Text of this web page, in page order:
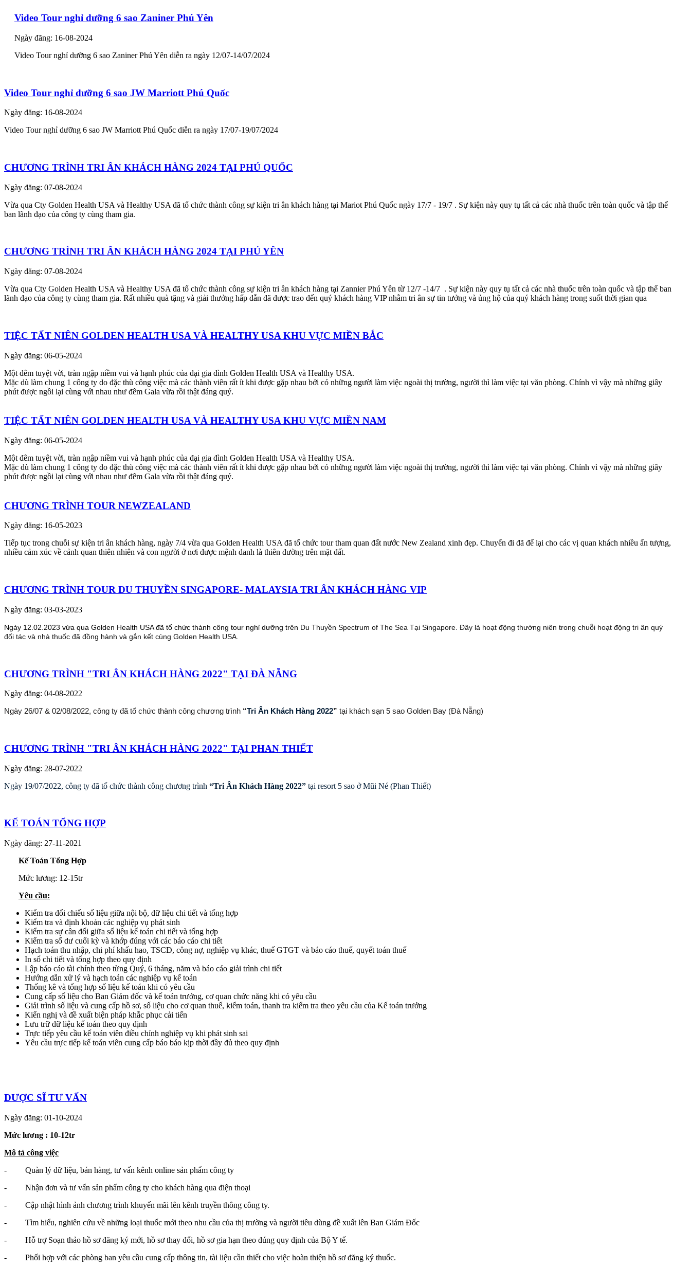
Video Tour nghỉ dưỡng 6 sao Zaniner Phú Yên
Ngày đăng: 16-08-2024
Video Tour nghỉ dưỡng 6 sao Zaniner Phú Yên diễn ra ngày 12/07-14/07/2024
Video Tour nghỉ dưỡng 6 sao JW Marriott Phú Quốc
Ngày đăng: 16-08-2024
Video Tour nghỉ dưỡng 6 sao JW Marriott Phú Quốc diễn ra ngày 17/07-19/07/2024
CHƯƠNG TRÌNH TRI ÂN KHÁCH HÀNG 2024 TẠI PHÚ QUỐC
Ngày đăng: 07-08-2024
Vừa qua Cty Golden Health USA và Healthy USA đã tổ chức thành công sự kiện tri ân khách hàng tại Mariot Phú Quốc ngày 17/7 - 19/7 . Sự kiện này quy tụ tất cả các nhà thuốc trên toàn quốc và tập thể
ban lãnh đạo của công ty cùng tham gia.
CHƯƠNG TRÌNH TRI ÂN KHÁCH HÀNG 2024 TẠI PHÚ YÊN
Ngày đăng: 07-08-2024
Vừa qua Cty Golden Health USA và Healthy USA đã tổ chức thành công sự kiện tri ân khách hàng tại Zannier Phú Yên từ 12/7 -14/7 . Sự kiện này quy tụ tất cả các nhà thuốc trên toàn quốc và tập thể ban
lãnh đạo của công ty cùng tham gia. Rất nhiều quà tặng và giải thưởng hấp dẫn đã được trao đến quý khách hàng VIP nhằm tri ân sự tin tưởng và ủng hộ của quý khách hàng trong suốt thời gian qua
TIỆC TẤT NIÊN GOLDEN HEALTH USA VÀ HEALTHY USA KHU VỰC MIỀN BẮC
Ngày đăng: 06-05-2024
Một đêm tuyệt vời, tràn ngập niềm vui và hạnh phúc của đại gia đình Golden Health USA và Healthy USA.
Mặc dù làm chung 1 công ty do đặc thù công việc mà các thành viên rất ít khi được gặp nhau bởi có những người làm việc ngoài thị trường, người thì làm việc tại văn phòng. Chính vì vậy mà những giây
phút được ngồi lại cùng với nhau như đêm Gala vừa rồi thật đáng quý.
TIỆC TẤT NIÊN GOLDEN HEALTH USA VÀ HEALTHY USA KHU VỰC MIỀN NAM
Ngày đăng: 06-05-2024
Một đêm tuyệt vời, tràn ngập niềm vui và hạnh phúc của đại gia đình Golden Health USA và Healthy USA.
Mặc dù làm chung 1 công ty do đặc thù công việc mà các thành viên rất ít khi được gặp nhau bởi có những người làm việc ngoài thị trường, người thì làm việc tại văn phòng. Chính vì vậy mà những giây
phút được ngồi lại cùng với nhau như đêm Gala vừa rồi thật đáng quý.
CHƯƠNG TRÌNH TOUR NEWZEALAND
Ngày đăng: 16-05-2023
Tiếp tục trong chuỗi sự kiện tri ân khách hàng, ngày 7/4 vừa qua Golden Health USA đã tổ chức tour tham quan đất nước New Zealand xinh đẹp. Chuyến đi đã để lại cho các vị quan khách nhiều ấn tượng,
nhiều cảm xúc về cảnh quan thiên nhiên và con người ở nơi được mệnh danh là thiên đường trên mặt đất.
CHƯƠNG TRÌNH TOUR DU THUYỀN SINGAPORE- MALAYSIA TRI ÂN KHÁCH HÀNG VIP
Ngày đăng: 03-03-2023
Ngày 12.02.2023 vừa qua Golden Health USA đã tổ chức thành công tour nghỉ dưỡng trên Du Thuyền Spectrum of The Sea Tại Singapore. Đây là hoạt động thường niên trong chuỗi hoạt động tri ân quý
đối tác và nhà thuốc đã đồng hành và gắn kết cùng Golden Health USA.
CHƯƠNG TRÌNH "TRI ÂN KHÁCH HÀNG 2022" TẠI ĐÀ NẴNG
Ngày đăng: 04-08-2022
Ngày 26/07 & 02/08/2022, công ty đã tổ chức thành công chương trình “Tri Ân Khách Hàng 2022” tại khách sạn 5 sao Golden Bay (Đà Nẵng)
CHƯƠNG TRÌNH "TRI ÂN KHÁCH HÀNG 2022" TẠI PHAN THIẾT
Ngày đăng: 28-07-2022
Ngày 19/07/2022, công ty đã tổ chức thành công chương trình “Tri Ân Khách Hàng 2022” tại resort 5 sao ở Mũi Né (Phan Thiết)
KẾ TOÁN TỔNG HỢP
Ngày đăng: 27-11-2021
Kế Toán Tổng Hợp
Mức lương: 12-15tr
Yêu cầu:
Kiểm tra đối chiếu số liệu giữa nội bộ, dữ liệu chi tiết và tổng hợp
Kiểm tra và định khoản các nghiệp vụ phát sinh
Kiểm tra sự cân đối giữa số liệu kế toán chi tiết và tổng hợp
Kiểm tra số dư cuối kỳ và khớp đúng với các báo cáo chi tiết
Hạch toán thu nhập, chi phí khấu hao, TSCĐ, công nợ, nghiệp vụ khác, thuế GTGT và báo cáo thuế, quyết toán thuế
In sổ chi tiết và tổng hợp theo quy định
Lập báo cáo tài chính theo từng Quý, 6 tháng, năm và báo cáo giải trình chi tiết
Hướng dẫn xử lý và hạch toán các nghiệp vụ kế toán
Thống kê và tổng hợp số liệu kế toán khi có yêu cầu
Cung cấp số liệu cho Ban Giám đốc và kế toán trưởng, cơ quan chức năng khi có yêu cầu
Giải trình số liệu và cung cấp hồ sơ, số liệu cho cơ quan thuế, kiểm toán, thanh tra kiểm tra theo yêu cầu của Kế toán trưởng
Kiến nghị và đề xuất biện pháp khắc phục cải tiến
Lưu trữ dữ liệu kế toán theo quy định
Trực tiếp yêu cầu kế toán viên điều chỉnh nghiệp vụ khi phát sinh sai
Yêu cầu trực tiếp kế toán viên cung cấp báo báo kịp thời đầy đủ theo quy định
DƯỢC SĨ TƯ VẤN
Ngày đăng: 01-10-2024
Mức lương : 10-12tr
Mô tả công việc
- Quàn lý dữ liệu, bán hàng, tư vấn kênh online sản phẩm công ty
- Nhận đơn và tư vấn sản phẩm công ty cho khách hàng qua điện thoại
- Cập nhật hình ảnh chương trình khuyến mãi lên kênh truyền thông công ty.
- Tìm hiểu, nghiên cứu về những loại thuốc mới theo nhu cầu của thị trường và người tiêu dùng đề xuất lên Ban Giám Đốc
- Hỗ trợ Soạn thảo hồ sơ đăng ký mới, hồ sơ thay đổi, hồ sơ gia hạn theo đúng quy định của Bộ Y tế.
- Phối hợp với các phòng ban yêu cầu cung cấp thông tin, tài liệu cần thiết cho việc hoàn thiện hồ sơ đăng ký thuốc.